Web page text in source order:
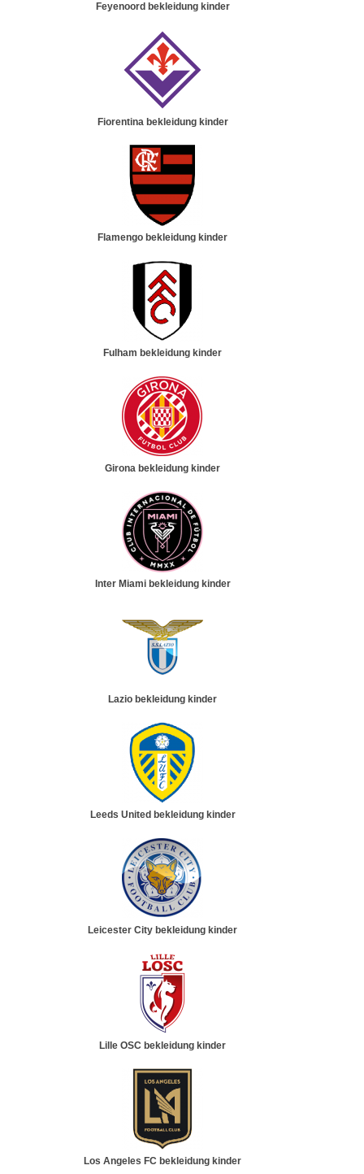
Feyenoord bekleidung kinder
Fiorentina bekleidung kinder
Flamengo bekleidung kinder
Fulham bekleidung kinder
Girona bekleidung kinder
Inter Miami bekleidung kinder
Lazio bekleidung kinder
Leeds United bekleidung kinder
Leicester City bekleidung kinder
Lille OSC bekleidung kinder
Los Angeles FC bekleidung kinder